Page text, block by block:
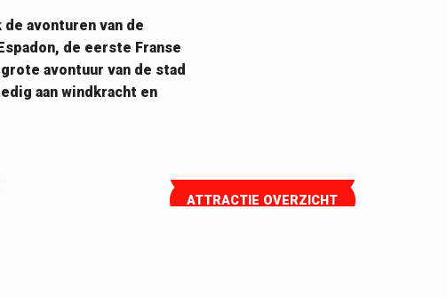
avonturen van de
de eerste Franse
avontuur van de stad
aan windkracht en
De onderzeeër Espadon
De enige onderzeeër in Frankrijk
die u kunt bezichtigen en die
bovendien nog altijd in het water
ATTRACTIE OVERZICHT